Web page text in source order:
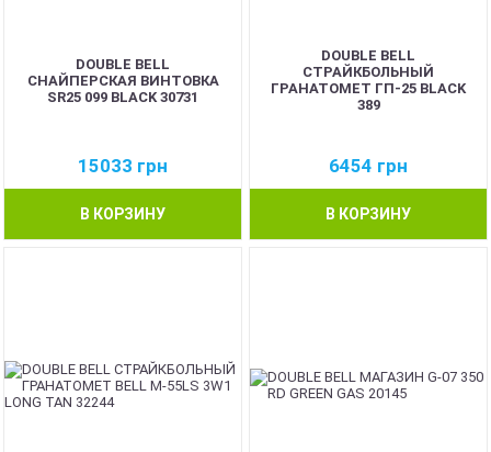
DOUBLE BELL
СНАЙПЕРСКАЯ ВИНТОВКА
SR25 099 BLACK 30731
15033 грн
В КОРЗИНУ
DOUBLE BELL
СТРАЙКБОЛЬНЫЙ
ГРАНАТОМЕТ ГП-25 BLACK
389
6454 грн
В КОРЗИНУ